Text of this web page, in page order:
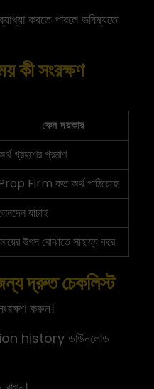
করতে পারলে ভবিষ্যতে
কী সংরক্ষণ
কেন দরকার
গ্রহণের প্রমাণ
Firm কত অর্থ পাঠিয়েছে
যাচাই
উৎস বোঝাতে সাহায্য করে
দ্রুত চেকলিস্ট
করুন।
history ডাউনলোড